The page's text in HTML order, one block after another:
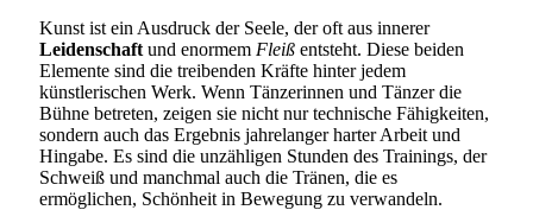
Kunst ist ein Ausdruck der Seele, der oft aus innerer
Leidenschaft und enormem Fleiß entsteht. Diese beiden
Elemente sind die treibenden Kräfte hinter jedem
künstlerischen Werk. Wenn Tänzerinnen und Tänzer die
Bühne betreten, zeigen sie nicht nur technische Fähigkeiten,
sondern auch das Ergebnis jahrelanger harter Arbeit und
Hingabe. Es sind die unzähligen Stunden des Trainings, der
Schweiß und manchmal auch die Tränen, die es
ermöglichen, Schönheit in Bewegung zu verwandeln.